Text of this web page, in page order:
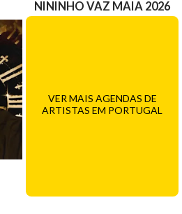
NININHO VAZ MAIA 2026
VER MAIS AGENDAS DE
ARTISTAS EM PORTUGAL